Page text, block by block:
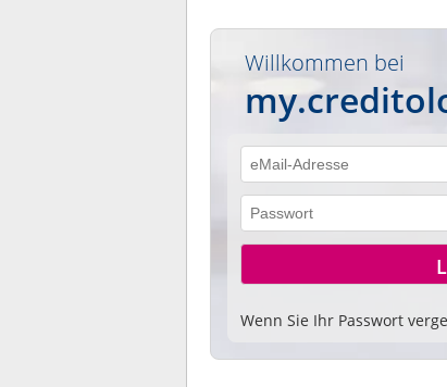
Willkommen bei
Wenn Sie Ihr Passwort